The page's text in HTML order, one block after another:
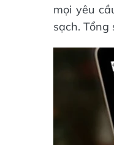
mọi yêu
sạch.